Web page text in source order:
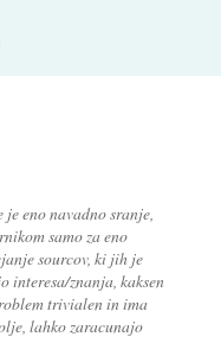
eno navadno sranje,
samo za eno
sourcov, ki jih je
interesa/znanja, kaksen
trivialen in ima
lahko zaracunajo